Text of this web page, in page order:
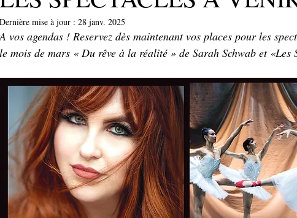
locale Cuisine Association locale
Dernière mise à jour : 28 janv. 2025
A vos agendas ! Reservez dès maintenant vos places pour les
le mois de mars « Du rêve à la réalité » de Sarah Schwab et «Les